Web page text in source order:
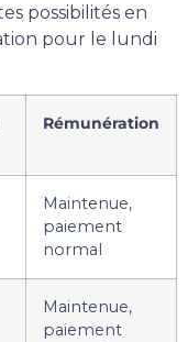
possibilités en
pour le lundi
Rémunération
Maintenue,
paiement
normal
Maintenue,
paiement